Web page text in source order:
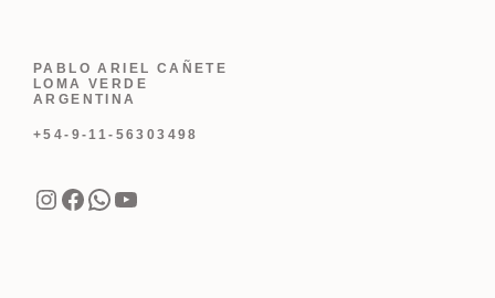
PABLO ARIEL CAÑETE
LOMA VERDE
ARGENTINA
+54-9-11-56303498
Instagram
Facebook
WhatsApp
YouTube